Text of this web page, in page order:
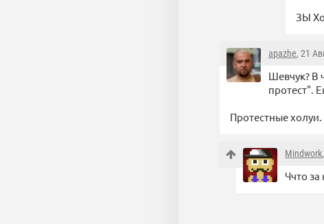
ЗЫ
apazhe, 21
Шевчук? В
протест".
Протестные холуи.
Mindwork
Ччто за